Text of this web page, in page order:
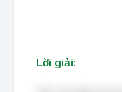
Lời giải: